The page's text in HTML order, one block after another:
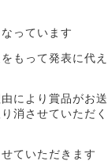
っています
もって発表に代え
により賞品がお送
消させていただく
ていただきます